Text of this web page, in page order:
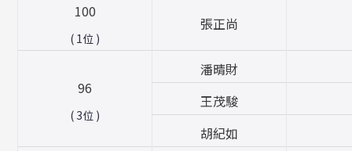
100
( 1位 )
張正尚
96
( 3位 )
潘晴財
王茂駿
胡紀如